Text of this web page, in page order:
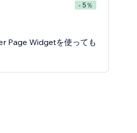
- 5％
Page Widgetを使っても